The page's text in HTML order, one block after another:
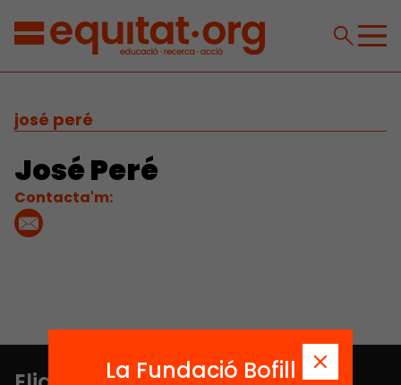
josé peré
José Peré
Contacta'm:
La Fundació Bofill